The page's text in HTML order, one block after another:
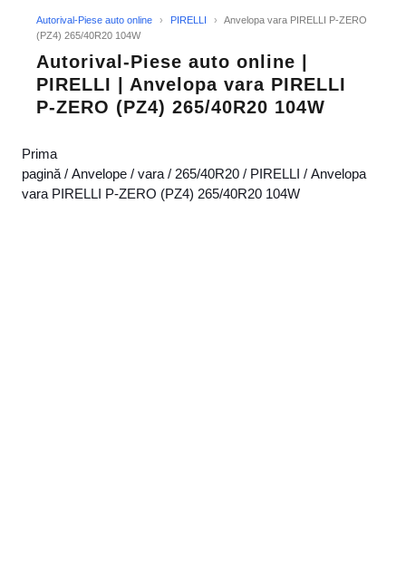
Autorival-Piese auto online › PIRELLI ›
Anvelopa vara PIRELLI P-ZERO
(PZ4) 265/40R20 104W
Autorival-Piese auto online |
PIRELLI | Anvelopa vara PIRELLI
P-ZERO (PZ4) 265/40R20 104W
Prima
pagină / Anvelope / vara / 265/40R20 / PIRELLI / Anvelopa
vara PIRELLI P-ZERO (PZ4) 265/40R20 104W